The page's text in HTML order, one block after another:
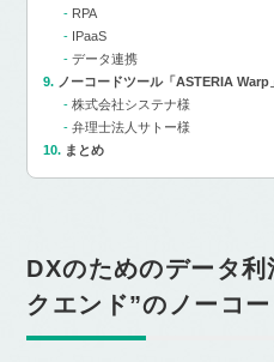
RPA
IPaaS
データ連携
ノーコードツール「ASTERIA Warp
株式会社システナ様
弁理士法人サトー様
まとめ
DXのためのデータ
クエンド”のノーコ